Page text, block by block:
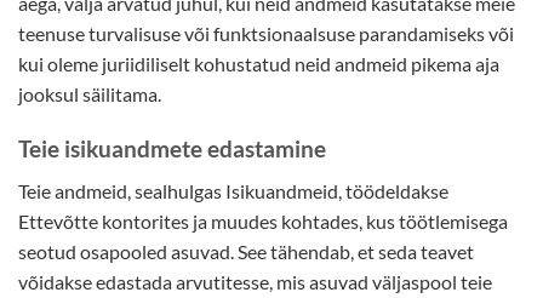
teenuse turvalisuse või funktsionaalsuse parandamiseks või
kui oleme juriidiliselt kohustatud neid andmeid pikema aja
jooksul säilitama.
Teie isikuandmete edastamine
Teie andmeid, sealhulgas Isikuandmeid, töödeldakse
Ettevõtte kontorites ja muudes kohtades, kus töötlemisega
seotud osapooled asuvad. See tähendab, et seda teavet
võidakse edastada arvutitesse, mis asuvad väljaspool teie